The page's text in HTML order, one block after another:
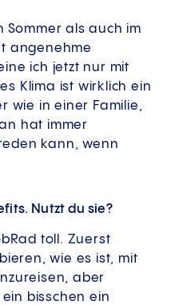
Sommer als auch im
angenehme
ich jetzt nur mit
Klima ist wirklich ein
wie in einer Familie,
hat immer
kann, wenn
Nutzt du sie?
toll. Zuerst
wie es ist, mit
aber
bisschen ein